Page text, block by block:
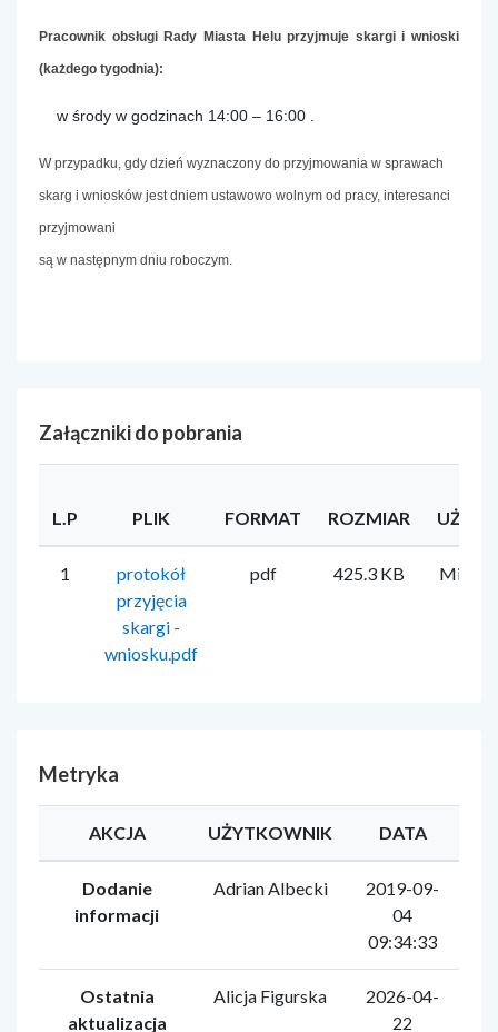
Pracownik obsługi Rady Miasta Helu przyjmuje skargi i wnioski
(każdego tygodnia):
w środy w godzinach 14:00 – 16:00 .
W przypadku, gdy dzień wyznaczony do przyjmowania w sprawach
skarg i wniosków jest dniem ustawowo wolnym od pracy, interesanci
przyjmowani
są w następnym dniu roboczym.
Załączniki do pobrania
L.P PLIK FORMAT ROZMIAR
1
protokół
przyjęcia
skargi -
wniosku.pdf
pdf 425.3 KB Mirela
Metryka
AKCJA UŻYTKOWNIK DATA
Dodanie
informacji
Adrian Albecki
2019-09-
04
09:34:33
Ostatnia
aktualizacja
Alicja Figurska
2026-04-
22